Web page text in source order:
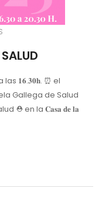
𝟏𝟔.𝟑𝟎𝐡. ⏰ el
Gallega de Salud
⛑ en la 𝐂𝐚𝐬𝐚 𝐝𝐞 𝐥𝐚